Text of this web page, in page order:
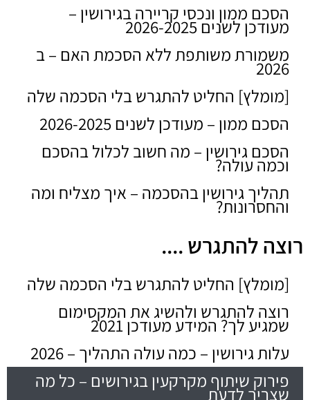
הסכם ממון ונכסי קריירה בגירושין –
מעודכן לשנים 2026-2025
משמורת משותפת ללא הסכמת האם – ב
2026
[מומלץ] החליט להתגרש בלי הסכמה שלה
הסכם ממון – מעודכן לשנים 2026-2025
הסכם גירושין – מה חשוב לכלול בהסכם
וכמה עולה?
תהליך גירושין בהסכמה – איך מצליח ומה
והחסרונות?
רוצה להתגרש ....
[מומלץ] החליט להתגרש בלי הסכמה שלה
רוצה להתגרש ולהשיג את המקסימום
שמגיע לך? המידע מעודכן 2021
עלות גירושין – כמה עולה התהליך – 2026
פירוק שיתוף מקרקעין בגירושים – כל מה
שצריך לדעת